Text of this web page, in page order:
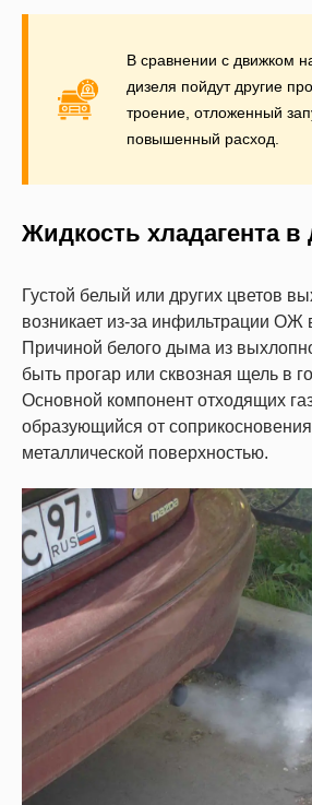
В сравнении с движком
дизеля пойдут другие
троение, отложенный
повышенный расход.
Жидкость хладагента в
Густой белый или других цветов
возникает из-за инфильтрации ОЖ
Причиной белого дыма из
быть прогар или сквозная щель в
Основной компонент отходящих
образующийся от соприкосновения
металлической поверхностью.